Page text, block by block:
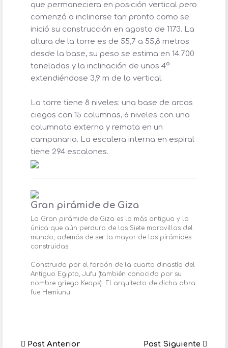
que permaneciera en posición vertical pero
comenzó a inclinarse tan pronto como se
inició su construcción en agosto de 1173. La
altura de la torre es de 55,7 a 55,8 metros
desde la base, su peso se estima en 14.700
toneladas y la inclinación de unos 4°
extendiéndose 3,9 m de la vertical.
La torre tiene 8 niveles: una base de arcos
ciegos con 15 columnas, 6 niveles con una
columnata externa y remata en un
campanario. La escalera interna en espiral
tiene 294 escalones.
Gran pirámide de Giza
La Gran pirámide de Giza es la más antigua y la
única que aún perdura de las Siete maravillas del
mundo, además de ser la mayor de las pirámides
construidas.
Construida por el faraón de la cuarta dinastía del
Antiguo Egipto, Jufu (también conocido por su
nombre griego Keops). El arquitecto de dicha obra
fue Hemiunu.
Post Anterior Post Siguiente